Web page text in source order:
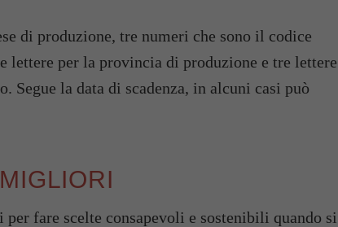
di produzione, tre numeri che sono il codice
lettere per la provincia di produzione e tre lettere
Segue la data di scadenza, in alcuni casi può
fare scelte consapevoli e sostenibili quando si